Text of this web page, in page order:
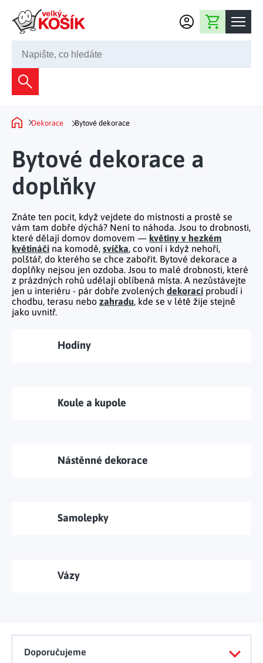
Nákupní košík
245 008 200
Dekorace
Bytové dekorace
Květiny a věnce
Světelné dekorace
Fontány a kašny
Velikonoční dekorace
Dekorace na hrob
Figurky a sošky
Vánoční dekorace
Domácnost
Bytový textil
Domácí elektro
Předsíň a chodba
Koupelna a záchod
Ložnice a šatna
Úklidové prostředky
Organizace domácnosti
Kancelář a komunikace
Kuchyně
Kuchyňské pomůcky
Prostírání a stolování
Příprava nápojů
Grilování a smažení
Uchovávání potravin
Mytí nádobí a úklid
Kuchyňské police
Nábytek
Nábytek do předsíně
Nábytek do ložnice
Kancelářský nábytek
Kuchyňský nábytek
Dětský nábytek
Doplňky
Zahradní doplňky
Zahradní nábytek
Práce na zahradě
Plašiče škůdců
Venkovní osvětlení
Volný čas
Auto příslušenství
Cestování
Outdoor
Kreativní tvoření
Tělo a zdraví
Kosmetika
Fitness a sport
Inspirace
Kempování
Vše pro zahradní párty
Jarní květinové kolekce
Dekorace Bytové dekorace
Bytové dekorace a
doplňky
Znáte ten pocit, když vejdete do místnosti a prostě se
vám tam dobře dýchá? Není to náhoda. Jsou to drobnosti,
které dělají domov domovem — květiny v hezkém
květináči na komodě, svíčka, co voní i když nehoří,
polštář, do kterého se chce zabořit. Bytové dekorace a
doplňky nejsou jen ozdoba. Jsou to malé drobnosti, které
z prázdných rohů udělají oblíbená místa. A nezůstávejte
jen u interiéru - pár dobře zvolených dekorací probudí i
chodbu, terasu nebo zahradu, kde se v létě žije stejně
jako uvnitř.
Hodiny
Koule a kupole
Nástěnné dekorace
Samolepky
Vázy
Doporučujeme